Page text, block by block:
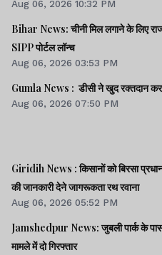
Aug 06, 2026 10:32 PM
Bihar News: चीनी मिल लगाने के लिए
SIPP पोर्टल लॉन्च
Aug 06, 2026 03:53 PM
Gumla News : डीसी ने खुद रक्तदान कर
Aug 06, 2026 07:50 PM
Giridih News : किसानों को बिरसा
की जानकारी देने जागरूकता रथ रवाना
Aug 06, 2026 05:52 PM
Jamshedpur News: जुबली पार्क के
मामले में दो गिरफ्तार